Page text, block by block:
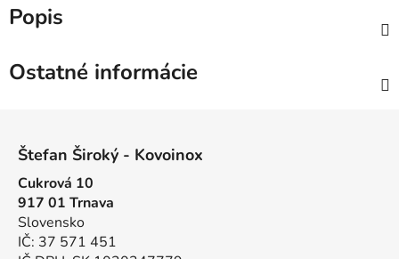
Popis
Ostatné informácie
Štefan Široký - Kovoinox
Cukrová 10
917 01 Trnava
Slovensko
IČ: 37 571 451